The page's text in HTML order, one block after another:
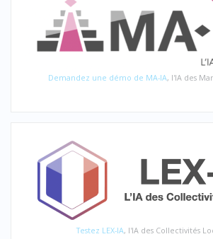
Demandez une démo de MA-IA, l'IA des
Testez LEX-IA, l'IA des Collectivités